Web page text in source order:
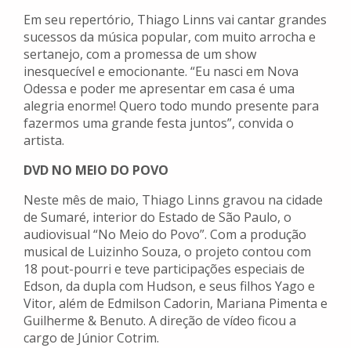
Em seu repertório, Thiago Linns vai cantar grandes
sucessos da música popular, com muito arrocha e
sertanejo, com a promessa de um show
inesquecível e emocionante. “Eu nasci em Nova
Odessa e poder me apresentar em casa é uma
alegria enorme! Quero todo mundo presente para
fazermos uma grande festa juntos”, convida o
artista.
DVD NO MEIO DO POVO
Neste mês de maio, Thiago Linns gravou na cidade
de Sumaré, interior do Estado de São Paulo, o
audiovisual “No Meio do Povo”. Com a produção
musical de Luizinho Souza, o projeto contou com
18 pout-pourri e teve participações especiais de
Edson, da dupla com Hudson, e seus filhos Yago e
Vitor, além de Edmilson Cadorin, Mariana Pimenta e
Guilherme & Benuto. A direção de vídeo ficou a
cargo de Júnior Cotrim.